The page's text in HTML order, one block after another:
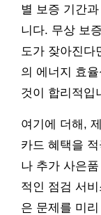
별 보증 기간
니다. 무상 보
도가 잦아진다
의 에너지 효
것이 합리적입
여기에 더해,
카드 혜택을
나 추가 사은
적인 점검 서
은 문제를 미